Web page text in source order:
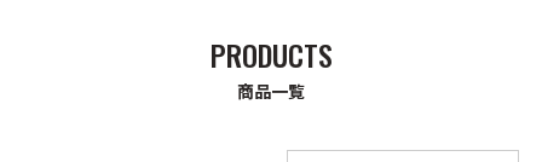
商品一覧